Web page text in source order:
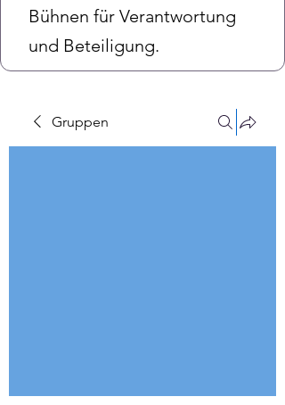
Bühnen für Verantwortung
und Beteiligung.
Gruppen